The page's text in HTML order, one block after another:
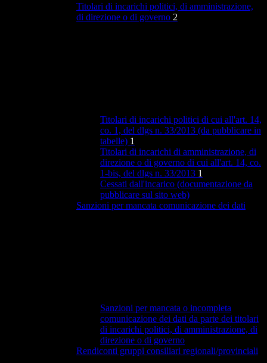
Titolari di incarichi politici, di amministrazione,
di direzione o di governo 2
Titolari di incarichi politici di cui all'art. 14,
co. 1, del dlgs n. 33/2013 (da pubblicare in
tabelle) 1
Titolari di incarichi di amministrazione, di
direzione o di governo di cui all'art. 14, co.
1-bis, del dlgs n. 33/2013 1
Cessati dall'incarico (documentazione da
pubblicare sul sito web)
Sanzioni per mancata comunicazione dei dati
Sanzioni per mancata o incompleta
comunicazione dei dati da parte dei titolari
di incarichi politici, di amministrazione, di
direzione o di governo
Rendiconti gruppi consiliari regionali/provinciali